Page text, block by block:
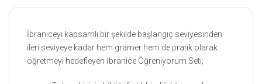
İbraniceyi kapsamlı bir şekilde başlangıç seviyesinden
ileri seviyeye kadar hem gramer hem de pratik olarak
öğretmeyi hedefleyen İbranice Öğreniyorum Seti;